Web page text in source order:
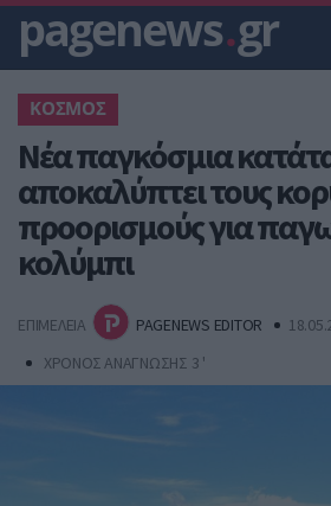
pagenews.gr
ΚΟΣΜΟΣ
Νέα παγκόσμια
αποκαλύπτει τους
προορισμούς για
κολύμπι
ΕΠΙΜΕΛΕΙΑ PAGENEWS EDITOR
ΧΡΟΝΟΣ ΑΝΑΓΝΩΣΗΣ 3 '